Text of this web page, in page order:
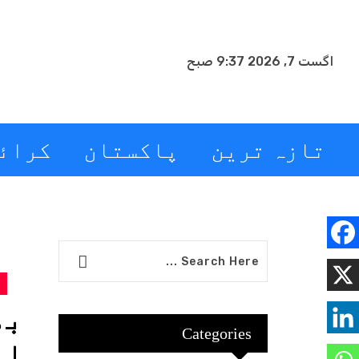
اگست 7, 2026 9:37 صبح
تازہ ترین پاکستان
Categories